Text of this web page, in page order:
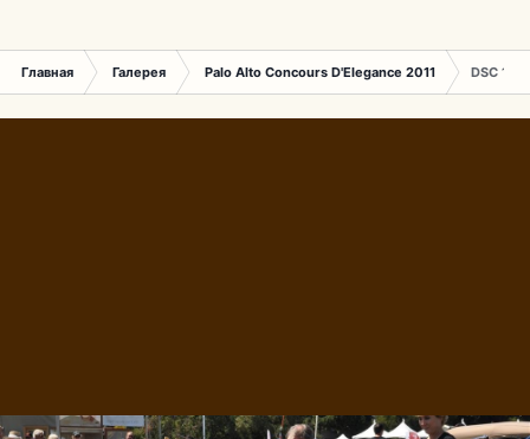
Главная Галерея Palo Alto Concours D'Elegance 2011 DSC